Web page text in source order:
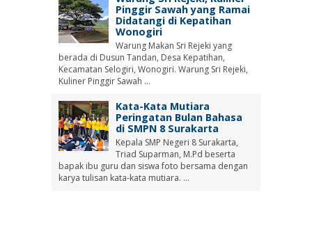
Pinggir Sawah yang Ramai
Didatangi di Kepatihan
Wonogiri
Warung Makan Sri Rejeki yang
berada di Dusun Tandan, Desa Kepatihan,
Kecamatan Selogiri, Wonogiri. Warung Sri Rejeki,
Kuliner Pinggir Sawah ...
Kata-Kata Mutiara
Peringatan Bulan Bahasa
di SMPN 8 Surakarta
Kepala SMP Negeri 8 Surakarta,
Triad Suparman, M.Pd beserta
bapak ibu guru dan siswa foto bersama dengan
karya tulisan kata-kata mutiara. ...